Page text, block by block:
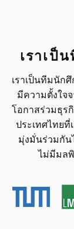
เราเป็
เราเป็นทีมนัก
มีความตั้งใจ
โอกาสร่วมธุร
ประเทศไทยที่
มุ่งมั่นร่วมกัน
ไม่มีมล